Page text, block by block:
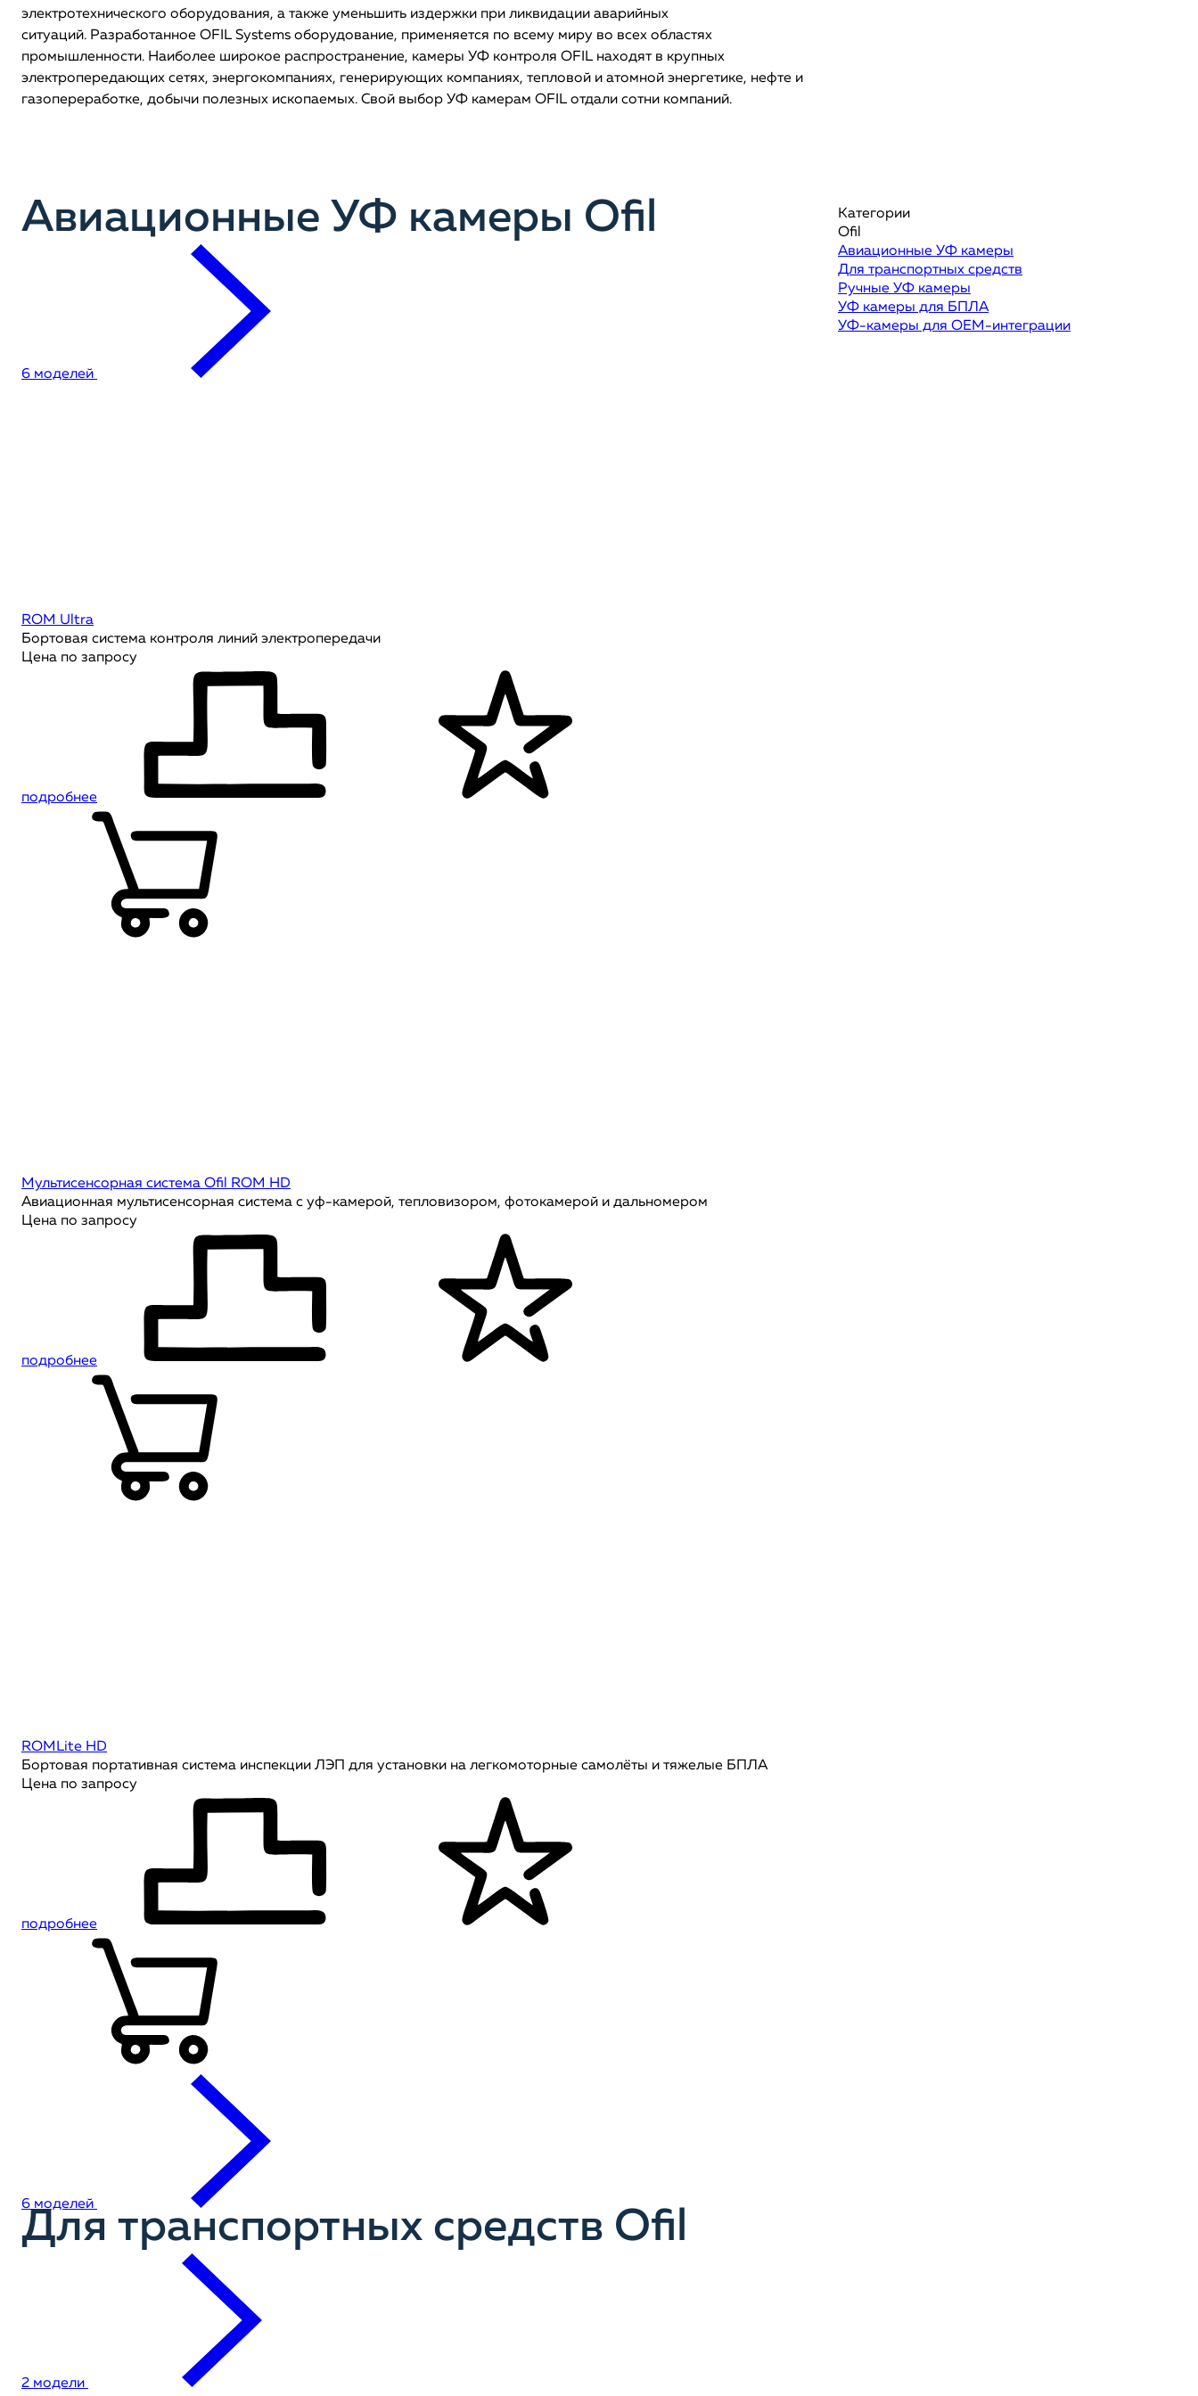
электротехнического оборудования, а также уменьшить издержки при ликвидации аварийных
ситуаций. Разработанное OFIL Systems оборудование, применяется по всему миру во всех областях
промышленности. Наиболее широкое распространение, камеры УФ контроля OFIL находят в крупных
электропередающих сетях, энергокомпаниях, генерирующих компаниях, тепловой и атомной энергетике, нефте и
газопереработке, добычи полезных ископаемых. Cвой выбор УФ камерам OFIL отдали сотни компаний.
Авиационные УФ камеры Ofil
6 моделей
ROM Ultra
Бортовая система контроля линий электропередачи
Цена по запросу
подробнее
Мультисенсорная система Ofil ROM HD
Авиационная мультисенсорная система с уф-камерой, тепловизором, фотокамерой и дальномером
Цена по запросу
подробнее
ROMLite HD
Бортовая портативная система инспекции ЛЭП для установки на легкомоторные самолёты и тяжелые БПЛА
Цена по запросу
подробнее
6 моделей
Для транспортных средств Ofil
2 модели
Категории
Ofil
Авиационные УФ камеры
Для транспортных средств
Ручные УФ камеры
УФ камеры для БПЛА
УФ-камеры для OEM-интеграции